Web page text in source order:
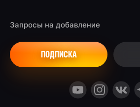
Запросы на добавление
ПОДПИСКА